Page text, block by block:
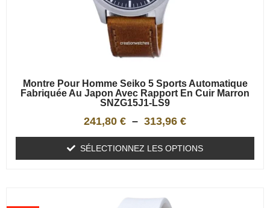
Montre Pour Homme Seiko 5 Sports Automatique
Fabriquée Au Japon Avec Rapport En Cuir Marron
SNZG15J1-LS9
241,80 € – 313,96 €
SÉLECTIONNEZ LES OPTIONS